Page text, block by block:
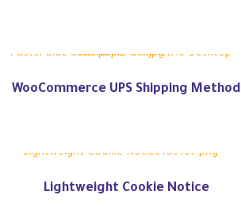
WooCommerce UPS Shipping Method
Lightweight Cookie Notice